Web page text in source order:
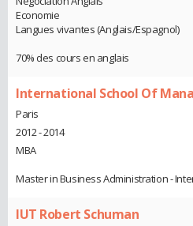
Economie
Langues vivantes (Anglais/Espagnol)
70% des cours en anglais
International School Of
Paris
2012 - 2014
MBA
Master in Business Administration -
IUT Robert Schuman